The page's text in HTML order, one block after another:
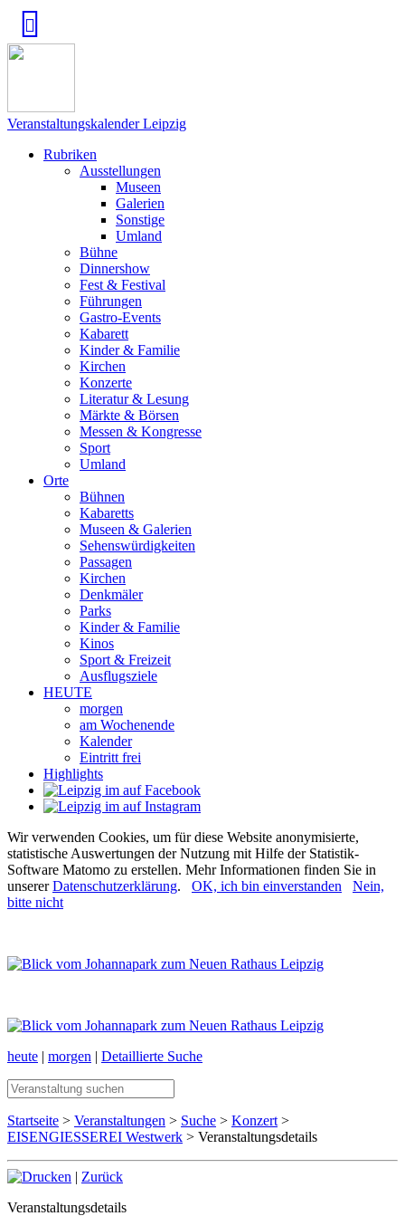
Veranstaltungskalender Leipzig
Rubriken
Ausstellungen
Museen
Galerien
Sonstige
Umland
Bühne
Dinnershow
Fest & Festival
Führungen
Gastro-Events
Kabarett
Kinder & Familie
Kirchen
Konzerte
Literatur & Lesung
Märkte & Börsen
Messen & Kongresse
Sport
Umland
Orte
Bühnen
Kabaretts
Museen & Galerien
Sehenswürdigkeiten
Passagen
Kirchen
Denkmäler
Parks
Kinder & Familie
Kinos
Sport & Freizeit
Ausflugsziele
HEUTE
morgen
am Wochenende
Kalender
Eintritt frei
Highlights
Wir verwenden Cookies, um für diese Website anonymisierte,
statistische Auswertungen der Nutzung mit Hilfe der Statistik-
Software Matomo zu erstellen. Mehr Informationen finden Sie in
unsererDatenschutzerklärung. OK, ich bin einverstanden
Nein,
bitte nicht
heute | morgen | Detaillierte Suche
Startseite > Veranstaltungen > Suche > Konzert >
EISENGIESSEREI Westwerk > Veranstaltungsdetails
| Zurück
Veranstaltungsdetails